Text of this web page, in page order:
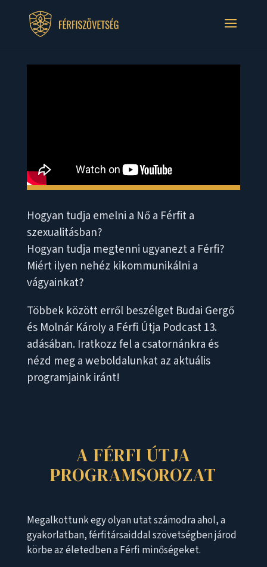
Hogyan tudja emelni a Nő a Férfit a
szexualitásban?
Hogyan tudja megtenni ugyanezt a Férfi?
Miért ilyen nehéz kikommunikálni a
vágyainkat?
Többek között erről beszélget Budai Gergő
és Molnár Károly a Férfi Útja Podcast 13.
adásában. Iratkozz fel a csatornánkra és
nézd meg a weboldalunkat az aktuális
programjaink iránt!
A FÉRFI ÚTJA
PROGRAMSOROZAT
Megalkottunk egy olyan utat számodra ahol, a
gyakorlatban, férfitársaiddal szövetségben járod
körbe az életedben a Férfi minőségeket.